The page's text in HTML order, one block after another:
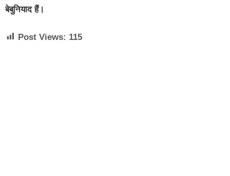
बेबुनियाद हैं।
Post Views: 115